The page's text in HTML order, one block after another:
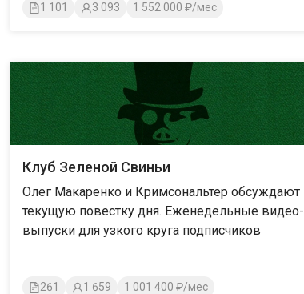
1 101 3 093 1 552 000 ₽/мес
Клуб Зеленой Свиньи
Олег Макаренко и Кримсональтер обсуждают
текущую повестку дня. Еженедельные видео-
выпуски для узкого круга подписчиков
261 1 659 1 001 400 ₽/мес